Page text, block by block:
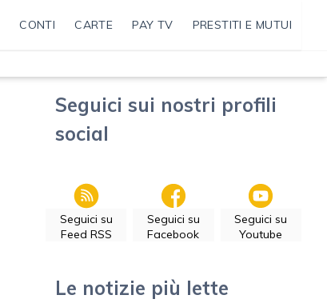
CONTI CARTE PAY TV PRESTITI E MUTUI
Seguici sui nostri profili
social
Seguici su
Feed RSS
Seguici su
Facebook
Seguici su
Youtube
Le notizie più lette